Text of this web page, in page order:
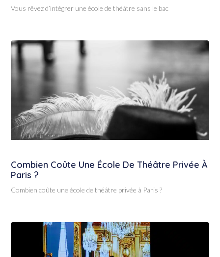
Vous rêvez d’intégrer une école de théâtre sans le bac
Combien Coûte Une École De Théâtre Privée À
Paris ?
Combien coûte une école de théâtre privée à Paris ?